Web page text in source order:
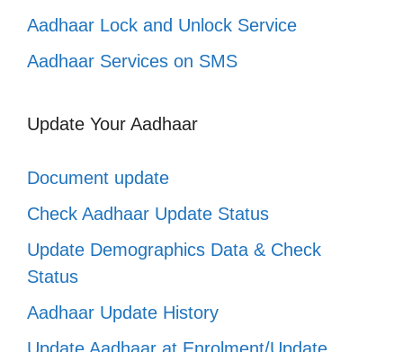
Aadhaar Lock and Unlock Service
Aadhaar Services on SMS
Update Your Aadhaar
Document update
Check Aadhaar Update Status
Update Demographics Data & Check
Status
Aadhaar Update History